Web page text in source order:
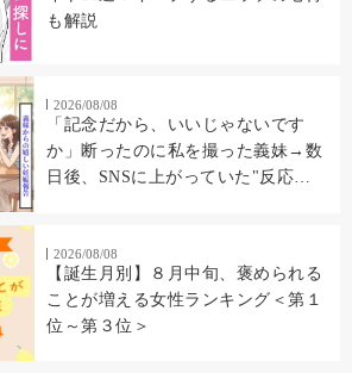
も解説
2026/08/08
「記念だから、いいじゃないです
か」断ったのに私を撮った義妹→数
日後、SNSに上がっていた"反応
2026/08/08
【誕生月別】８月中旬、褒められる
ことが増える女性ランキング＜第１
位～第３位＞